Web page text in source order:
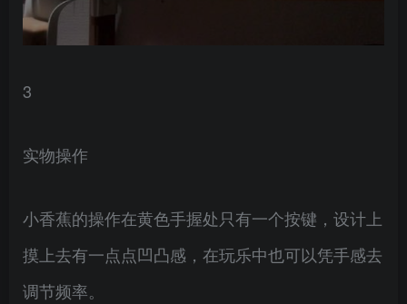
3
实物操作
小香蕉的操作在黄色手握处只有一个按键，设计上
摸上去有一点点凹凸感，在玩乐中也可以凭手感去
调节频率。